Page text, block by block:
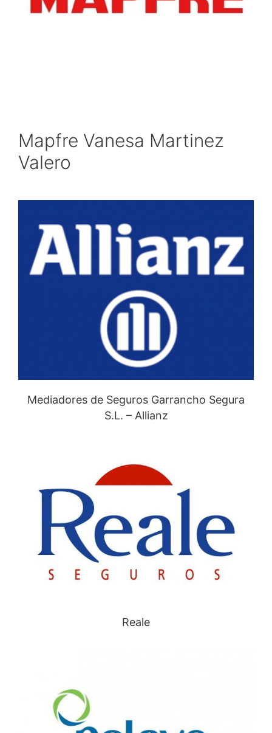
Mapfre Vanesa Martinez
Valero
Mediadores de Seguros Garrancho Segura
S.L. – Allianz
Reale